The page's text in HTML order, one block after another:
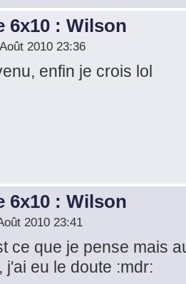
6x10 : Wilson
2010 23:36
enfin je crois lol
6x10 : Wilson
2010 23:41
ce que je pense mais
j'ai eu le doute :mdr: